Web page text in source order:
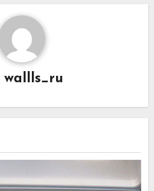
wallls_ru